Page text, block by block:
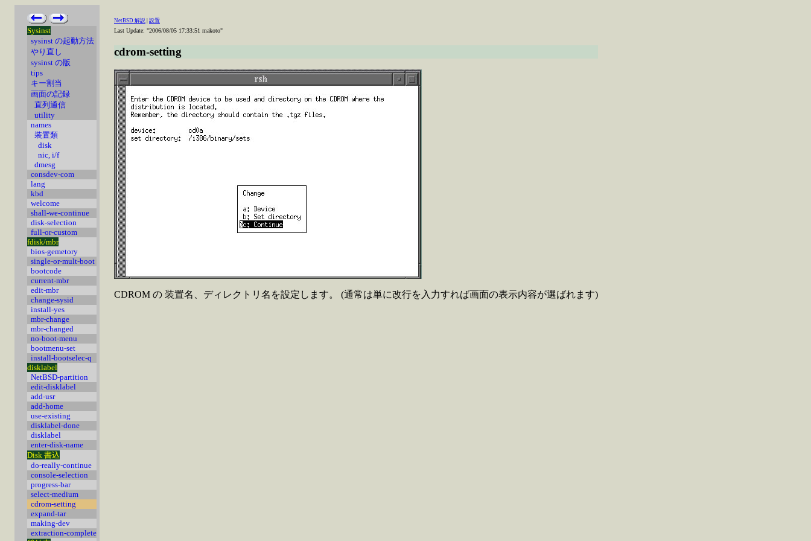
Sysinst
sysinst の起動方法
やり直し
sysinst の版
tips
キー割当
画面の記録
直列通信
utility
names
装置類
disk
nic, i/f
dmesg
consdev-com
lang
kbd
welcome
shall-we-continue
disk-selection
full-or-custom
fdisk/mbr
bios-gemetory
single-or-mult-boot
bootcode
current-mbr
edit-mbr
change-sysid
install-yes
mbr-change
mbr-changed
no-boot-menu
bootmenu-set
install-bootselec-q
disklabel
NetBSD-partition
edit-disklabel
add-usr
add-home
use-existing
disklabel-done
disklabel
enter-disk-name
Disk 書込
do-really-continue
console-selection
progress-bar
select-medium
cdrom-setting
expand-tar
making-dev
extraction-complete
NetBSD 解説 設置
Last Update: "2006/08/05 17:33:51 makoto"
cdrom-setting
CDROM の 装置名、ディレクトリ名を設定します。 (通常は単に改行を入力すれば画面の表示内容が選ばれます)